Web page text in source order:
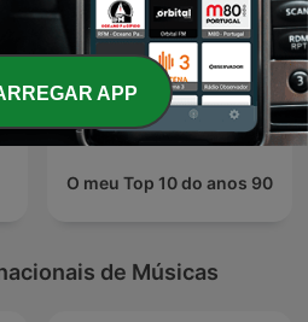
O meu Top 10 do anos 90
de Músicas
APP